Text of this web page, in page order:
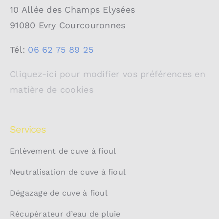
10 Allée des Champs Elysées
91080 Evry Courcouronnes
Tél: 06 62 75 89 25
Cliquez-ici pour modifier vos préférences en
matière de cookies
Services
Enlèvement de cuve à fioul
Neutralisation de cuve à fioul
Dégazage de cuve à fioul
Récupérateur d’eau de pluie